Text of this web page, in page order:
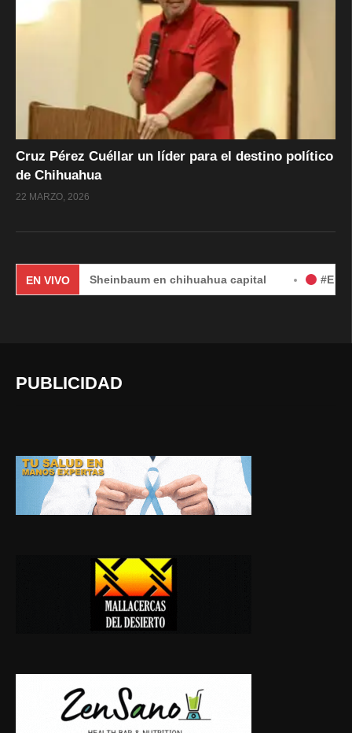
Cruz Pérez Cuéllar un líder para el destino político
de Chihuahua
22 MARZO, 2026
EN VIVO
Sheinbaum en chihuahua capital #EnVivo | DÍA 2:
PUBLICIDAD